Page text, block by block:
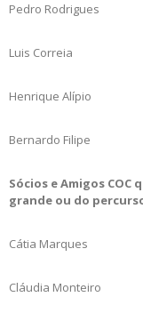
Pedro Rodrigues
Luis Correia
Henrique Alípio
Bernardo Filipe
Sócios e Amigos
grande ou do
Cátia Marques
Cláudia Monteiro